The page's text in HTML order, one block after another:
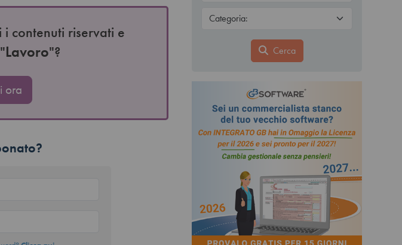
contenuti riservati e
Lavoro"?
ora
Cerca